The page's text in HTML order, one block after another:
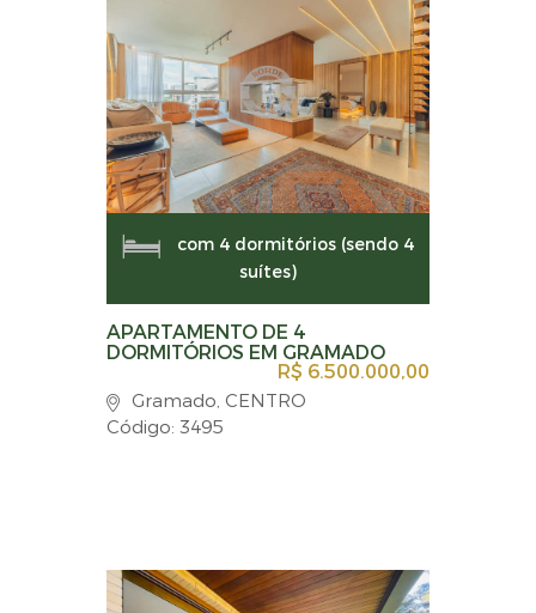
com 4 dormitórios (sendo 4
suítes)
APARTAMENTO DE 4
DORMITÓRIOS EM GRAMADO
R$ 6.500.000,00
Gramado, CENTRO
Código: 3495